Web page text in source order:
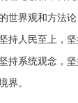
世界观和方法
持人民至上，
持系统观念，
界。